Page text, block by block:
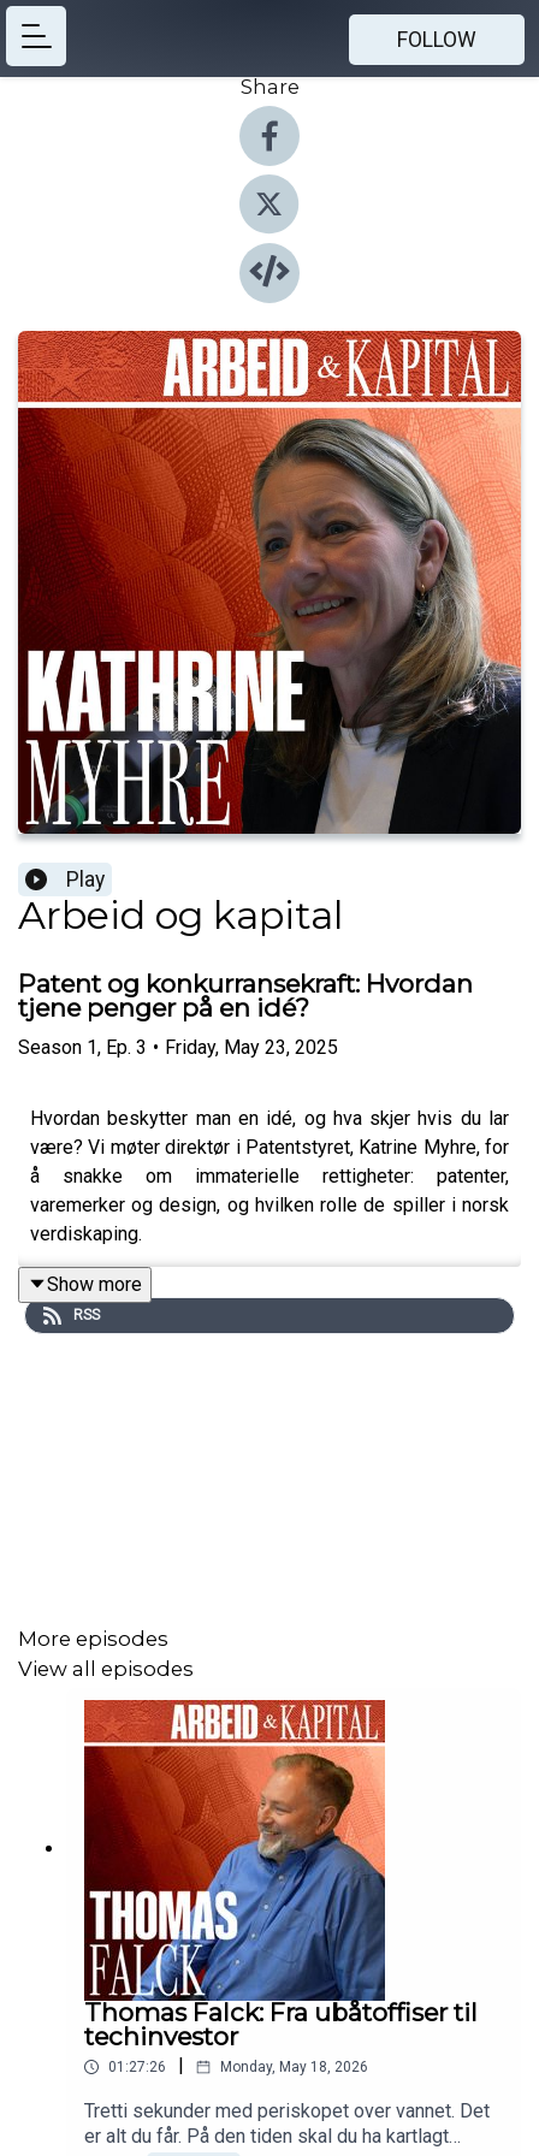
FOLLOW
Share
Play
Arbeid og kapital
Patent og konkurransekraft: Hvordan
tjene penger på en idé?
Season 1, Ep. 3 • Friday, May 23, 2025
Hvordan beskytter man en idé, og hva skjer hvis du lar
være? Vi møter direktør i Patentstyret, Katrine Myhre, for
å snakke om immaterielle rettigheter: patenter,
varemerker og design, og hvilken rolle de spiller i norsk
verdiskaping.
Show more
RSS
More episodes
View all episodes
Thomas Falck: Fra ubåtoffiser til
techinvestor
01:27:26 | Monday, May 18, 2026
Tretti sekunder med periskopet over vannet. Det
er alt du får. På den tiden skal du ha kartlagt